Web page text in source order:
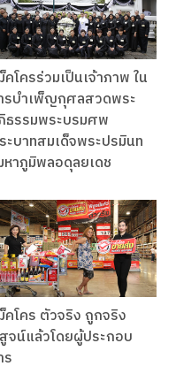
คโครร่วมเป็นเจ้าภาพ ใน
รบำเพ็ญกุศลสวดพระ
ธรรมพระบรมศพ
ะบาทสมเด็จพระปรมินท
หาภูมิพลอดุลยเดช
คโคร ตัวจริง ถูกจริง
จน์แล้วโดยผู้ประกอบ